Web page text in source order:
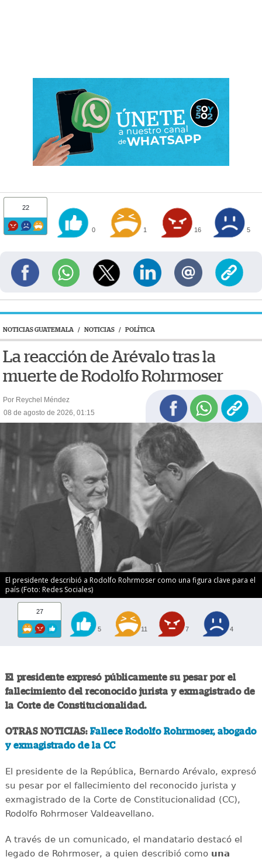
22
0 1 16 5
NOTICIAS GUATEMALA / NOTICIAS / POLÍTICA
La reacción de Arévalo tras la
muerte de Rodolfo Rohrmoser
Por Reychel Méndez
08 de agosto de 2026, 01:15
El presidente describió a Rodolfo Rohrmoser como una figura clave para el
país (Foto: Redes Sociales)
27
5 11 7 4
El presidente expresó públicamente su pesar por el
fallecimiento del reconocido jurista y exmagistrado de
la Corte de Constitucionalidad.
OTRAS NOTICIAS: Fallece Rodolfo Rohrmoser, abogado
y exmagistrado de la CC
El presidente de la República, Bernardo Arévalo, expresó
su pesar por el fallecimiento del reconocido jurista y
exmagistrado de la Corte de Constitucionalidad (CC),
Rodolfo Rohrmoser Valdeavellano.
A través de un comunicado, el mandatario destacó el
legado de Rohrmoser, a quien describió comouna